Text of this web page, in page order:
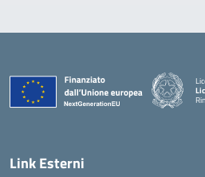
Link Esterni